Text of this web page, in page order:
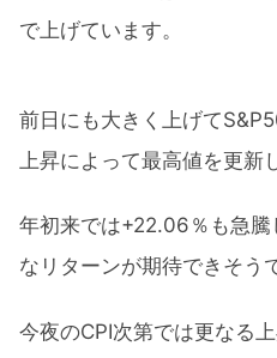
で上げています。
前日にも大きく上げて
上昇によって最高値を更新
年初来では+22.06％も急騰
なリターンが期待できそう
今夜のCPI次第では更なる